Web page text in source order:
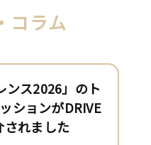
コラム
ンス2026」のト
ションがDRIVE
されました